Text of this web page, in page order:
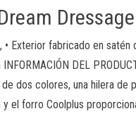
Dressage
• Exterior fabricado en
DEL
dos colores, una hilera
el forro Coolplus